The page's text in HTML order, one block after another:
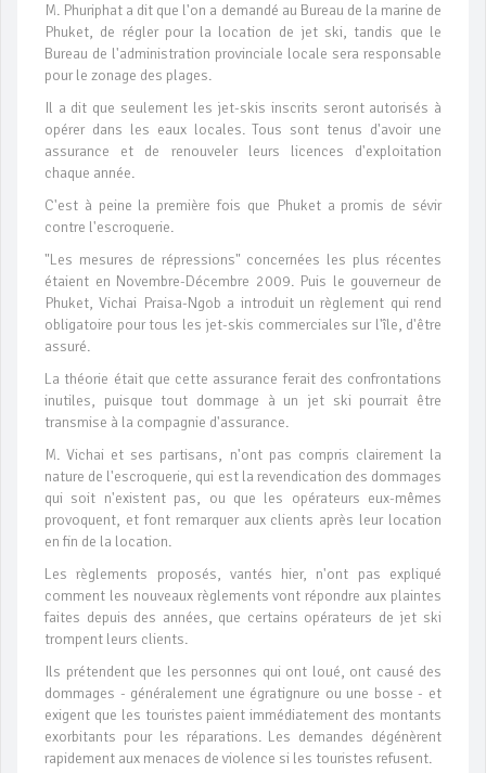
M. Phuriphat a dit que l'on a demandé au Bureau de la marine de
Phuket, de régler pour la location de jet ski, tandis que le
Bureau de l'administration provinciale locale sera responsable
pour le zonage des plages.
Il a dit que seulement les jet-skis inscrits seront autorisés à
opérer dans les eaux locales. Tous sont tenus d'avoir une
assurance et de renouveler leurs licences d'exploitation
chaque année.
C'est à peine la première fois que Phuket a promis de sévir
contre l'escroquerie.
"Les mesures de répressions" concernées les plus récentes
étaient en Novembre-Décembre 2009. Puis le gouverneur de
Phuket, Vichai Praisa-Ngob a introduit un règlement qui rend
obligatoire pour tous les jet-skis commerciales sur l'île, d'être
assuré.
La théorie était que cette assurance ferait des confrontations
inutiles, puisque tout dommage à un jet ski pourrait être
transmise à la compagnie d'assurance.
M. Vichai et ses partisans, n'ont pas compris clairement la
nature de l'escroquerie, qui est la revendication des dommages
qui soit n'existent pas, ou que les opérateurs eux-mêmes
provoquent, et font remarquer aux clients après leur location
en fin de la location.
Les règlements proposés, vantés hier, n'ont pas expliqué
comment les nouveaux règlements vont répondre aux plaintes
faites depuis des années, que certains opérateurs de jet ski
trompent leurs clients.
Ils prétendent que les personnes qui ont loué, ont causé des
dommages - généralement une égratignure ou une bosse - et
exigent que les touristes paient immédiatement des montants
exorbitants pour les réparations. Les demandes dégénèrent
rapidement aux menaces de violence si les touristes refusent.